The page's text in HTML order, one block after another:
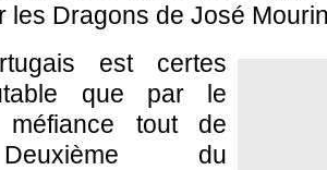
les Dragons de José
est certes
que par le
tout de
du